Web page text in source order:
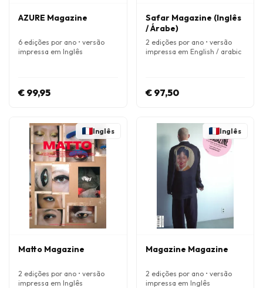
AZURE Magazine
6 edições por ano • versão
impressa em Inglês
€ 99,95
Safar Magazine (Inglês
/ Árabe)
2 edições por ano • versão
impressa em English / arabic
€ 97,50
Inglês
Matto Magazine
2 edições por ano • versão
impressa em Inglês
Inglês
Magazine Magazine
2 edições por ano • versão
impressa em Inglês